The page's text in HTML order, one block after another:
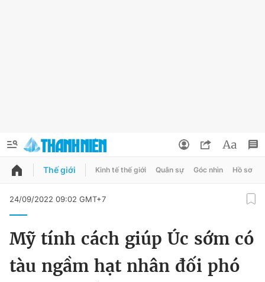
QUẢNG CÁO
Chuyên mục
Đổi mật khẩu
Tin đã lưu
Thế giới Kinh tế thế giới Quân sự Góc nhìn Hồ sơ
24/09/2022 09:02 GMT+7
Mỹ tính cách giúp Úc sớm có
tàu ngầm hạt nhân đối phó